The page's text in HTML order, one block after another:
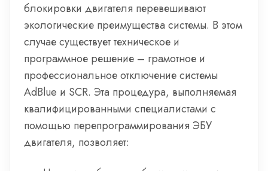
блокировки двигателя перевешивают
экологические преимущества системы. В этом
случае существует техническое и
программное решение – грамотное и
профессиональное отключение системы
AdBlue и SCR. Эта процедура, выполняемая
квалифицированными специалистами с
помощью перепрограммирования ЭБУ
двигателя, позволяет: